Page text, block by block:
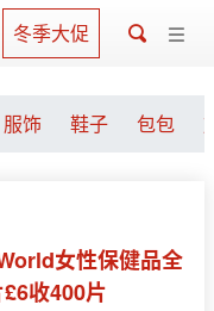
冬季大促
服饰 鞋子 包包
女性保健品全
收400片